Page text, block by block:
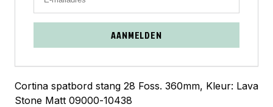
AANMELDEN
Cortina spatbord stang 28 Foss. 360mm, Kleur: Lava
Stone Matt 09000-10438